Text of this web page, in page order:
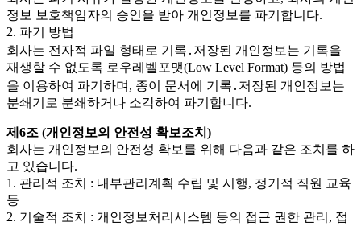
정보 보호책임자의 승인을 받아 개인정보를 파기합니다.
2. 파기 방법
회사는 전자적 파일 형태로 기록․저장된 개인정보는 기록을
재생할 수 없도록 로우레벨포맷(Low Level Format) 등의 방법
을 이용하여 파기하며, 종이 문서에 기록․저장된 개인정보는
분쇄기로 분쇄하거나 소각하여 파기합니다.
제6조 (개인정보의 안전성 확보조치)
회사는 개인정보의 안전성 확보를 위해 다음과 같은 조치를 하
고 있습니다.
1. 관리적 조치 : 내부관리계획 수립 및 시행, 정기적 직원 교육
등
2. 기술적 조치 : 개인정보처리시스템 등의 접근 권한 관리, 접